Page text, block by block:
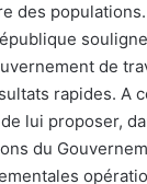
des populations.
de
rapides. A
lui proposer,
du